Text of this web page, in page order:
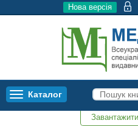
Нова версія
Toggle
Каталог